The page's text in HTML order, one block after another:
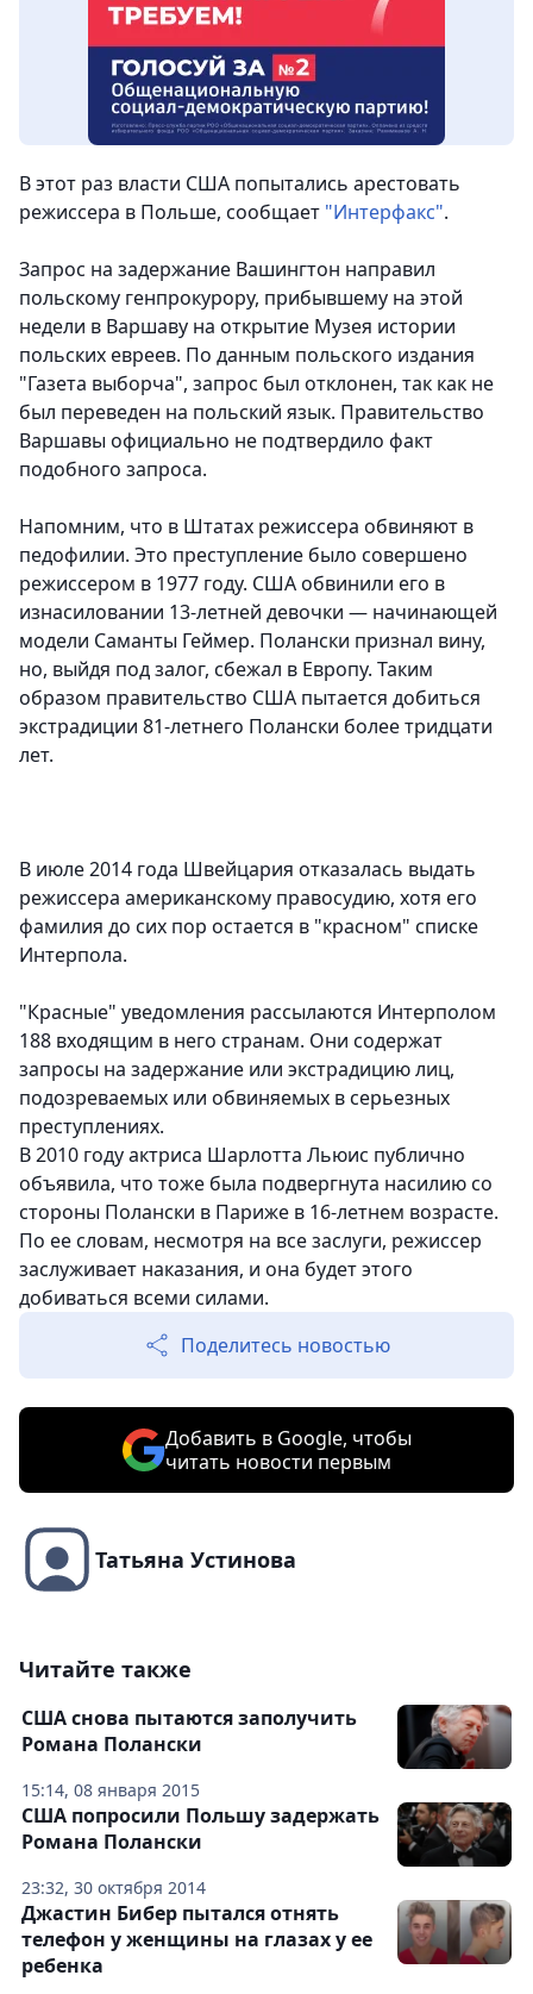
В этот раз власти США попытались арестовать
режиссера в Польше, сообщает "Интерфакс".
Запрос на задержание Вашингтон направил
польскому генпрокурору, прибывшему на этой
недели в Варшаву на открытие Музея истории
польских евреев. По данным польского издания
"Газета выборча", запрос был отклонен, так как не
был переведен на польский язык. Правительство
Варшавы официально не подтвердило факт
подобного запроса.
Напомним, что в Штатах режиссера обвиняют в
педофилии. Это преступление было совершено
режиссером в 1977 году. США обвинили его в
изнасиловании 13-летней девочки — начинающей
модели Саманты Геймер. Полански признал вину,
но, выйдя под залог, сбежал в Европу. Таким
образом правительство США пытается добиться
экстрадиции 81-летнего Полански более тридцати
лет.
В июле 2014 года Швейцария отказалась выдать
режиссера американскому правосудию, хотя его
фамилия до сих пор остается в "красном" списке
Интерпола.
"Красные" уведомления рассылаются Интерполом
188 входящим в него странам. Они содержат
запросы на задержание или экстрадицию лиц,
подозреваемых или обвиняемых в серьезных
преступлениях.
В 2010 году актриса Шарлотта Льюис публично
объявила, что тоже была подвергнута насилию со
стороны Полански в Париже в 16-летнем возрасте.
По ее словам, несмотря на все заслуги, режиссер
заслуживает наказания, и она будет этого
добиваться всеми силами.
Поделитесь новостью
Добавить в Google, чтобы
читать новости первым
Татьяна Устинова
Читайте также
15:14, 08 января 2015
США снова пытаются заполучить
Романа Полански
23:32, 30 октября 2014
США попросили Польшу задержать
Романа Полански
Джастин Бибер пытался отнять
телефон у женщины на глазах у ее
ребенка